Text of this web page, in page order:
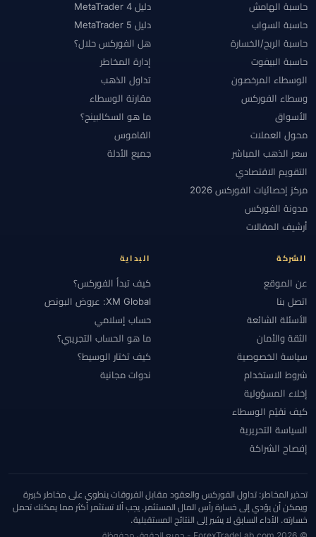
حاسبة الهامش
حاسبة السواب
حاسبة الربح/الخسارة
حاسبة البيفوت
الوسطاء المرخصون
وسطاء الفوركس
الأسواق
محول العملات
سعر الذهب المباشر
التقويم الاقتصادي
مركز إحصائيات الفوركس 2026
مدونة الفوركس
أرشيف المقالات
دليل MetaTrader 4
دليل MetaTrader 5
هل الفوركس حلال؟
إدارة المخاطر
تداول الذهب
مقارنة الوسطاء
ما هو السكالبينج؟
القاموس
جميع الأدلة
الشركة
عن الموقع
اتصل بنا
الأسئلة الشائعة
الثقة والأمان
سياسة الخصوصية
شروط الاستخدام
إخلاء المسؤولية
كيف نقيّم الوسطاء
السياسة التحريرية
إفصاح الشراكة
البداية
كيف تبدأ الفوركس؟
XM Global: عروض البونص
حساب إسلامي
ما هو الحساب التجريبي؟
كيف تختار الوسيط؟
ندوات مجانية
تحذير المخاطر: تداول الفوركس والعقود مقابل الفروقات ينطوي على مخاطر كبيرة
ويمكن أن يؤدي إلى خسارة رأس المال المستثمر. يجب ألا تستثمر أكثر مما يمكنك تحمل
خسارته. الأداء السابق لا يشير إلى النتائج المستقبلية.